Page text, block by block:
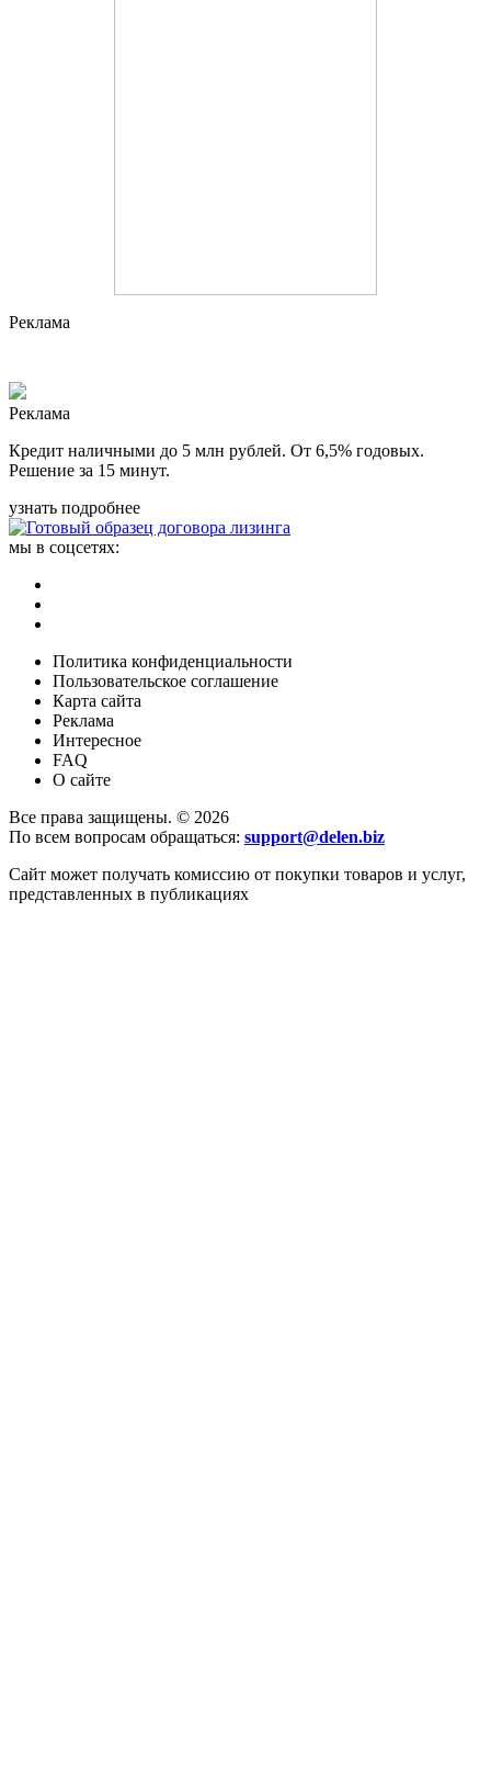
Реклама
Реклама
Кредит наличными до 5 млн рублей. От 6,5% годовых.
Решение за 15 минут.
узнать подробнее
мы в соцсетях:
Политика конфиденциальности
Пользовательское соглашение
Карта сайта
Реклама
Интересное
FAQ
О сайте
Все права защищены. © 2026
По всем вопросам обращаться: support@delen.biz
Сайт может получать комиссию от покупки товаров и услуг,
представленных в публикациях